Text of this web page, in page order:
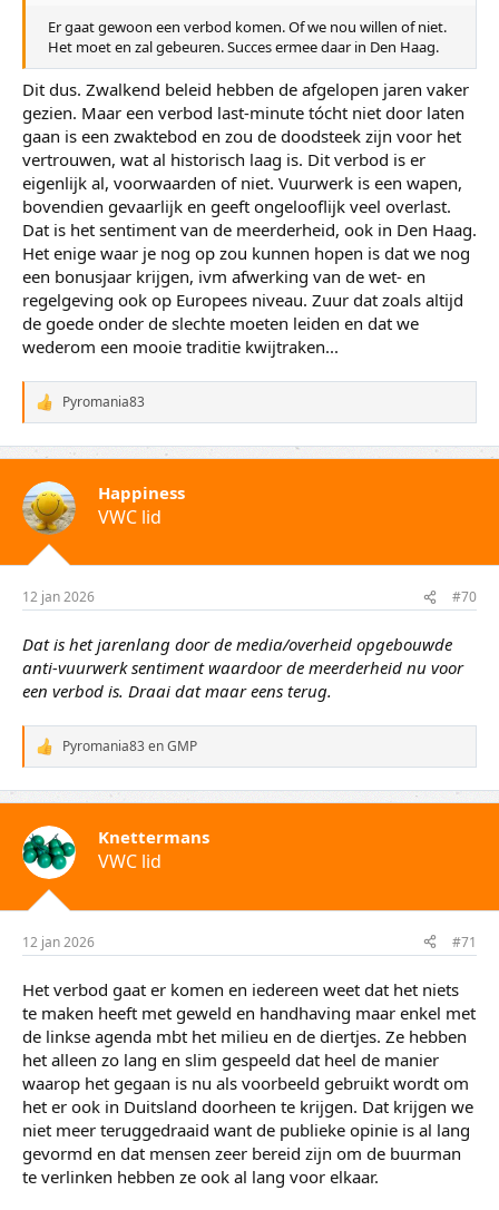
Er gaat gewoon een verbod komen. Of we nou willen of niet.
Het moet en zal gebeuren. Succes ermee daar in Den Haag.
Dit dus. Zwalkend beleid hebben de afgelopen jaren vaker
gezien. Maar een verbod last-minute tócht niet door laten
gaan is een zwaktebod en zou de doodsteek zijn voor het
vertrouwen, wat al historisch laag is. Dit verbod is er
eigenlijk al, voorwaarden of niet. Vuurwerk is een wapen,
bovendien gevaarlijk en geeft ongelooflijk veel overlast.
Dat is het sentiment van de meerderheid, ook in Den Haag.
Het enige waar je nog op zou kunnen hopen is dat we nog
een bonusjaar krijgen, ivm afwerking van de wet- en
regelgeving ook op Europees niveau. Zuur dat zoals altijd
de goede onder de slechte moeten leiden en dat we
wederom een mooie traditie kwijtraken...
W
a
a
r
d
e
r
i
n
n
Pyromania83
Happiness
VWC lid
12 jan 2026 #70
Dat is het jarenlang door de media/overheid opgebouwde
anti-vuurwerk sentiment waardoor de meerderheid nu voor
een verbod is. Draai dat maar eens terug.
W
a
a
r
d
e
r
i
n
n
Pyromania83enGMP
Knettermans
VWC lid
12 jan 2026 #71
Het verbod gaat er komen en iedereen weet dat het niets
te maken heeft met geweld en handhaving maar enkel met
de linkse agenda mbt het milieu en de diertjes. Ze hebben
het alleen zo lang en slim gespeeld dat heel de manier
waarop het gegaan is nu als voorbeeld gebruikt wordt om
het er ook in Duitsland doorheen te krijgen. Dat krijgen we
niet meer teruggedraaid want de publieke opinie is al lang
gevormd en dat mensen zeer bereid zijn om de buurman
te verlinken hebben ze ook al lang voor elkaar.